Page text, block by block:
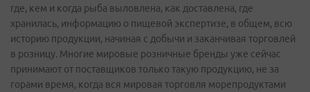
где, кем и когда рыба выловлена, как доставлена, где
хранилась, информацию о пищевой экспертизе, в общем, всю
историю продукции, начиная с добычи и заканчивая торговлей
в розницу. Многие мировые розничные бренды уже сейчас
принимают от поставщиков только такую продукцию, не за
горами время, когда вся мировая торговля морепродуктами